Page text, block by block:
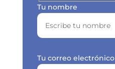
Tu nombre
Tu correo electrónico